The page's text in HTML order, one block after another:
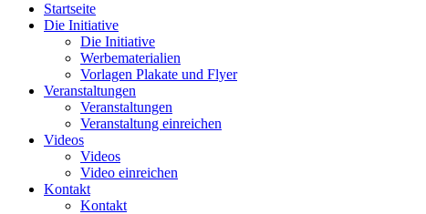
Startseite
Die Initiative
Die Initiative
Werbematerialien
Vorlagen Plakate und Flyer
Veranstaltungen
Veranstaltungen
Veranstaltung einreichen
Videos
Videos
Video einreichen
Kontakt
Kontakt